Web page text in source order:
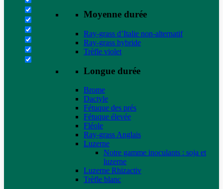
Moyenne durée
Ray-grass d’Italie non-alternatif
Ray-grass hybride
Trèfle violet
Longue durée
Brome
Dactyle
Fétuque des prés
Fétuque élevée
Fléole
Ray-grass Anglais
Luzerne
Notre gamme inoculants : soja et
luzerne
Luzerne Rhizactiv
Trèfle blanc